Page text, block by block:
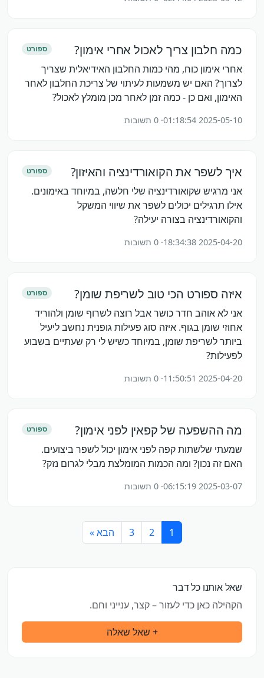
כמה חלבון צריך לאכול אחרי אימון? ספורט
אחרי אימון כוח, מהי כמות החלבון האידיאלית שצריך
לצרוך? האם יש משמעות לעיתוי של צריכת החלבון לאחר
האימון, ואם כן - כמה זמן לאחר מכן מומלץ לאכול?
2025-05-10 01:18:54 · 0 תשובות
איך לשפר את הקואורדינציה והאיזון? ספורט
אני מרגיש שקואורדינציה שלי חלשה, במיוחד באימונים.
אילו תרגילים יכולים לשפר את שיווי המשקל
והקואורדינציה בצורה יעילה?
2025-04-20 18:34:38 · 0 תשובות
איזה ספורט הכי טוב לשריפת שומן? ספורט
אני לא אוהב חדר כושר אבל רוצה לשרוף שומן ולהוריד
אחוזי שומן בגוף. איזה סוג פעילות גופנית נחשב ליעיל
ביותר לשריפת שומן, במיוחד כשיש לי רק שעתיים בשבוע
לפעילות?
2025-04-20 11:50:51 · 0 תשובות
מה ההשפעה של קפאין לפני אימון? ספורט
שמעתי שלשתות קפה לפני אימון יכול לשפר ביצועים.
האם זה נכון? ומה הכמות המומלצת מבלי לגרום נזק?
2025-03-07 06:15:19 · 0 תשובות
1
2
3 הבא »
שאל אותנו כל דבר
הקהילה כאן כדי לעזור – קצר, ענייני וחם.
+ שאל שאלה